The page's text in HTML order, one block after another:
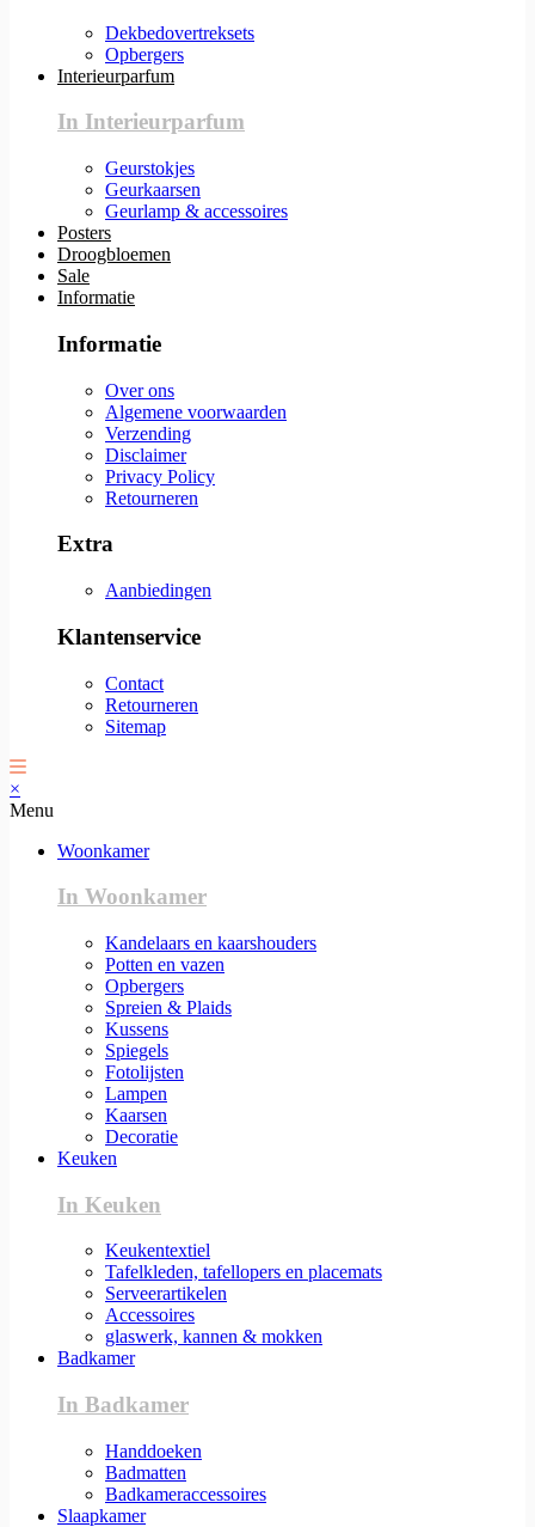
Dekbedovertreksets
Opbergers
Interieurparfum
In Interieurparfum
Geurstokjes
Geurkaarsen
Geurlamp & accessoires
Posters
Droogbloemen
Sale
Informatie
Informatie
Over ons
Algemene voorwaarden
Verzending
Disclaimer
Privacy Policy
Retourneren
Extra
Aanbiedingen
Klantenservice
Contact
Retourneren
Sitemap
×
Menu
Woonkamer
In Woonkamer
Kandelaars en kaarshouders
Potten en vazen
Opbergers
Spreien & Plaids
Kussens
Spiegels
Fotolijsten
Lampen
Kaarsen
Decoratie
Keuken
In Keuken
Keukentextiel
Tafelkleden, tafellopers en placemats
Serveerartikelen
Accessoires
glaswerk, kannen & mokken
Badkamer
In Badkamer
Handdoeken
Badmatten
Badkameraccessoires
Slaapkamer